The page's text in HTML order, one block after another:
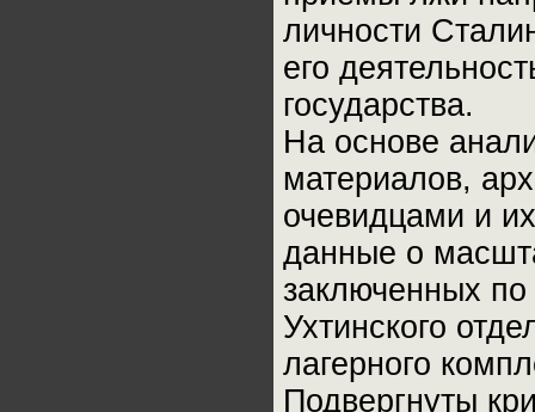
личности
его
государства.
На основе
материалов,
очевидцами и
данные о
заключенных
Ухтинского
лагерного
Подвергнуты